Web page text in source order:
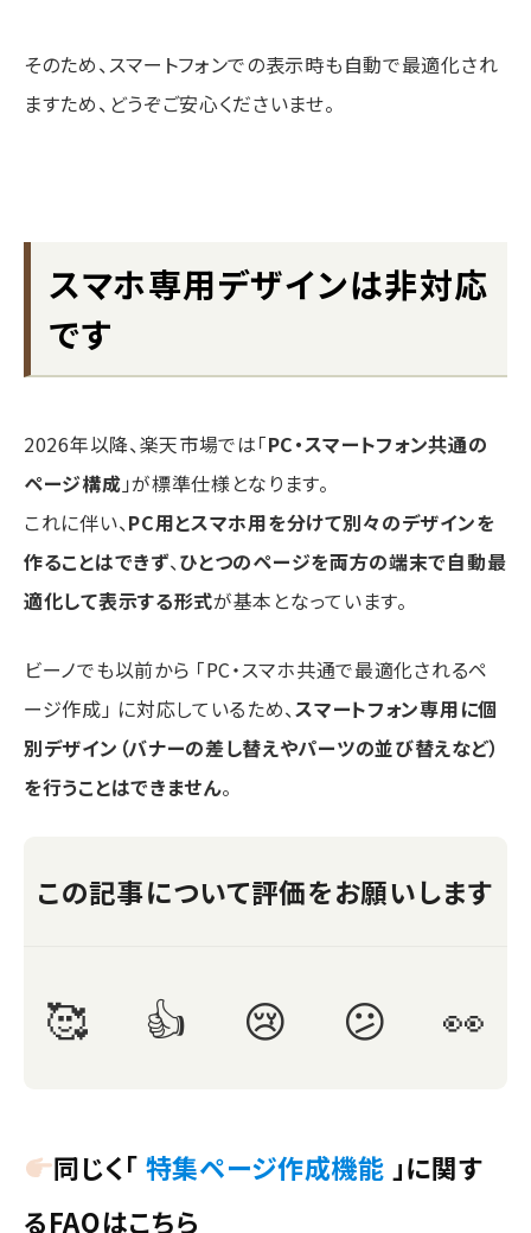
そのため、スマートフォンでの表示時も自動で最適化され
ますため、どうぞご安心くださいませ。
スマホ専用デザインは非対応
です
2026年以降、楽天市場では「PC・スマートフォン共通の
ページ構成 」が標準仕様となります。
これに伴い、PC用とスマホ用を分けて別々のデザインを
作ることはできず、ひとつのページを両方の端末で自動最
適化して表示する形式が基本となっています。
ビーノでも以前から 「PC・スマホ共通で最適化されるペ
ージ作成」 に対応しているため、スマートフォン専用に個
別デザイン（バナーの差し替えやパーツの並び替えなど）
を行うことはできません。
同じく「 特集ページ作成機能 」に関す
るFAQはこちら